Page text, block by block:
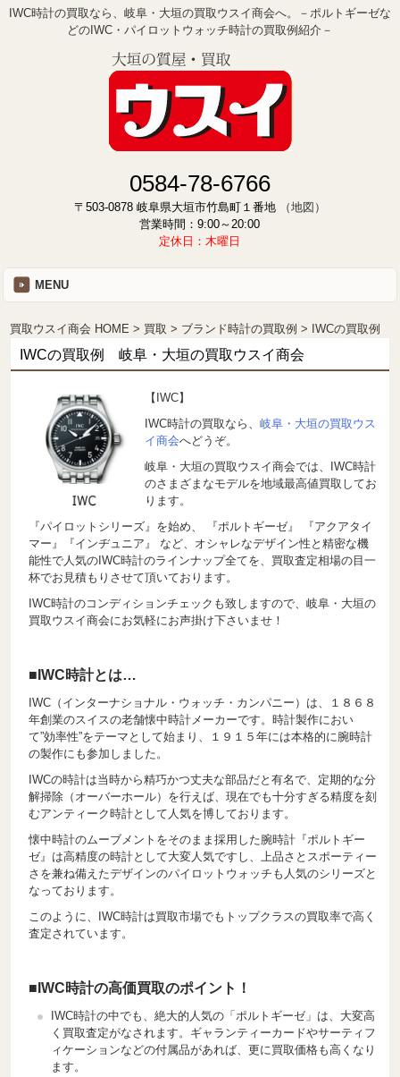
IWC時計の買取なら、岐阜・大垣の買取ウスイ商会へ。－ポルトギーゼな
どのIWC・パイロットウォッチ時計の買取例紹介－
0584-78-6766
〒503-0878 岐阜県大垣市竹島町１番地
（地図）
営業時間：9:00～20:00
定休日：木曜日
MENU
買取ウスイ商会 HOME 買取 ブランド時計の買取例 IWCの買取例
IWCの買取例 岐阜・大垣の買取ウスイ商会
【IWC】
IWC時計の買取なら、岐阜・大垣の買取ウス
イ商会へどうぞ。
岐阜・大垣の買取ウスイ商会では、IWC時計
のさまざまなモデルを地域最高値買取してお
ります。
『パイロットシリーズ』を始め、 『ポルトギーゼ』 『アクアタイ
マー』『インヂュニア』 など、オシャレなデザイン性と精密な機
能性で人気のIWC時計のラインナップ全てを、買取査定相場の目一
杯でお見積もりさせて頂いております。
IWC時計のコンディションチェックも致しますので、岐阜・大垣の
買取ウスイ商会にお気軽にお声掛け下さいませ！
■IWC時計とは…
IWC（インターナショナル・ウォッチ・カンパニー）は、１８６８
年創業のスイスの老舗懐中時計メーカーです。時計製作におい
て”効率性”をテーマとして始まり、１９１５年には本格的に腕時計
の製作にも参加しました。
IWCの時計は当時から精巧かつ丈夫な部品だと有名で、定期的な分
解掃除（オーバーホール）を行えば、現在でも十分すぎる精度を刻
むアンティーク時計として人気を博しております。
懐中時計のムーブメントをそのまま採用した腕時計『ポルトギー
ゼ』は高精度の時計として大変人気ですし、上品さとスポーティー
さを兼ね備えたデザインのパイロットウォッチも人気のシリーズと
なっております。
このように、IWC時計は買取市場でもトップクラスの買取率で高く
査定されています。
■IWC時計の高価買取のポイント！
IWC時計の中でも、絶大的人気の「ポルトギーゼ」は、大変高
く買取査定がなされます。ギャランティーカードやサーティフ
ィケーションなどの付属品があれば、更に買取価格も高くなり
ます。